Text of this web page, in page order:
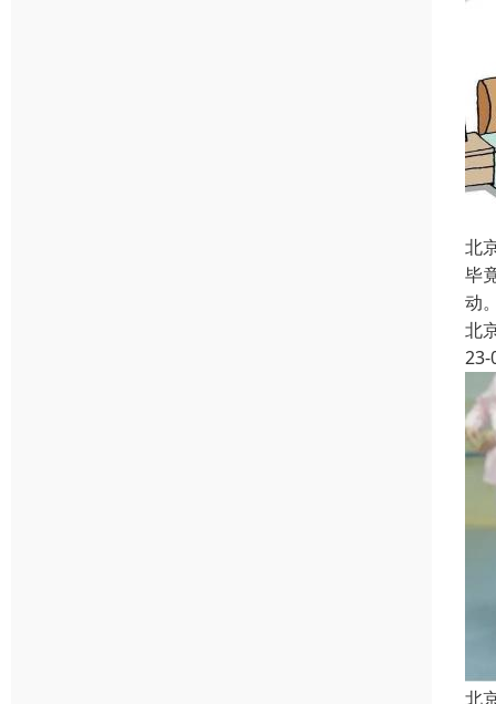
北
毕
动
北
23-
北